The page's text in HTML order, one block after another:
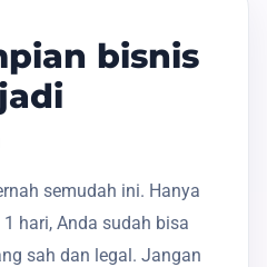
bisnis
semudah ini. Hanya
hari, Anda sudah bisa
sah dan legal. Jangan